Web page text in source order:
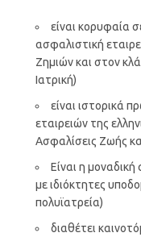
είναι κορυφαία
ασφαλιστική
Ζημιών και στον
Ιατρική)
είναι ιστορικά
εταιρειών της
Ασφαλίσεις Ζωής
Είναι η
με ιδιόκτητες
πολυϊατρεία)
διαθέτει